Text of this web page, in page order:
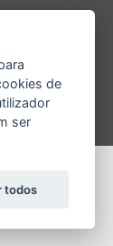
de
ser
todos